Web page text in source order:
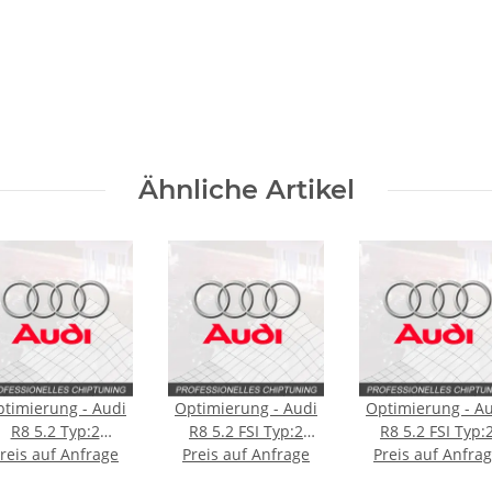
Ähnliche Artikel
- Audi
R8 5.2 Typ:2
610PS
auf Anfrage
Optimierung - Audi
R8 5.2 FSI Typ:2
generation 540PS
Preis auf Anfrage
Optimierung -
R8 5.2 FSI
generation
Preis auf